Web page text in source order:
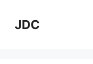
content
JDC